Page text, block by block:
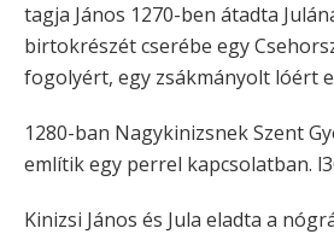
tagja János 1270-ben átadta
birtokrészét cserébe egy
fogolyért, egy zsákmányolt lóért
1280-ban Nagykinizsnek Szent
említik egy perrel kapcsolatban.
Kinizsi János és Jula eladta a